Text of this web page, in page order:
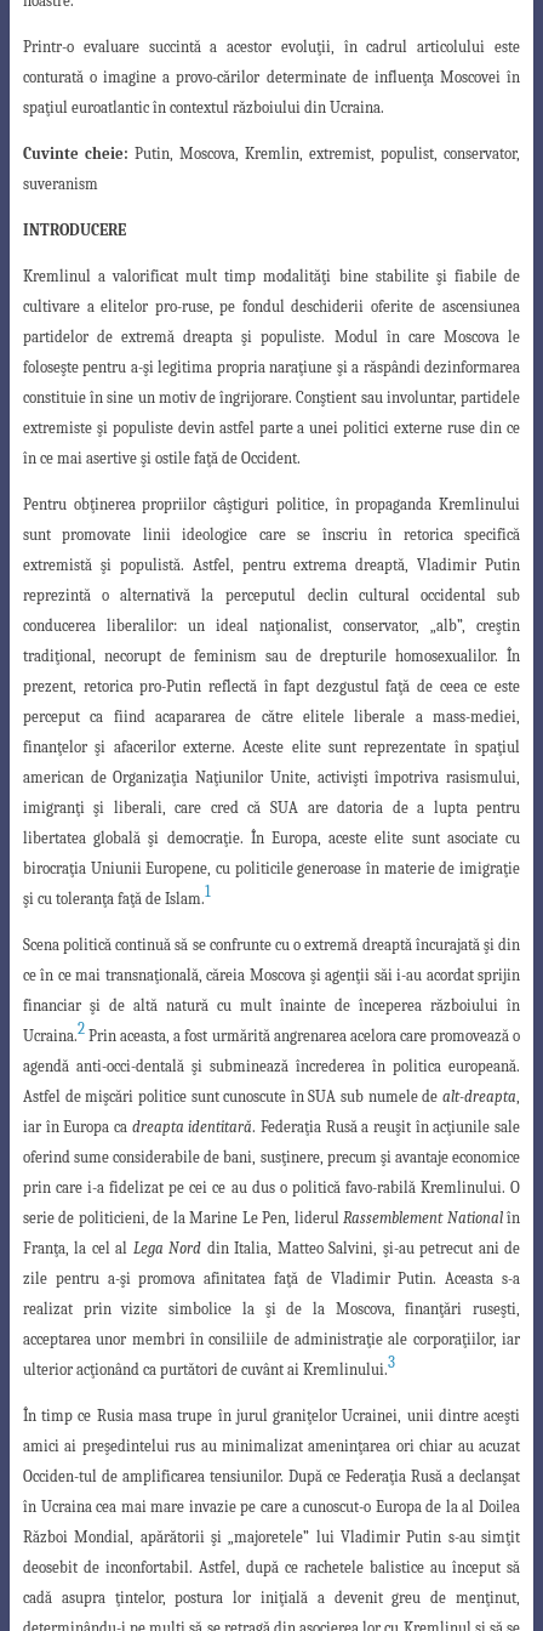
Printr-o evaluare succintă a acestor evoluţii, în cadrul articolului este
conturată o imagine a provo-cărilor determinate de influenţa Moscovei în
spaţiul euroatlantic în contextul războiului din Ucraina.
Cuvinte cheie: Putin, Moscova, Kremlin, extremist, populist, conservator,
suveranism
INTRODUCERE
Kremlinul a valorificat mult timp modalităţi bine stabilite şi fiabile de
cultivarea elitelor pro-ruse, pe fondul deschiderii oferite de ascensiunea
partidelor de extremă dreapta şi populiste. Modul în care Moscova le
foloseşte pentru a-şi legitima propria naraţiune şi a răspândi dezinformarea
constituie în sine un motiv de îngrijorare. Conştient sau involuntar, partidele
extremiste şi populiste devin astfel parte a unei politici externe ruse din ce
în ce mai asertive şi ostile faţă de Occident.
Pentru obţinerea propriilor câştiguri politice, în propaganda Kremlinului
suntpromovate linii ideologice care se înscriu în retorica specifică
extremistă şi populistă. Astfel, pentru extrema dreaptă, Vladimir Putin
reprezintă o alternativă la perceputul
declin cultural occidental sub
conducerea liberalilor: un ideal naţionalist, conservator, „alb”, creştin
tradiţional, necorupt de feminism sau de drepturile homosexualilor. În
prezent, retorica pro-Putin reflectă în fapt dezgustul faţă de ceea ce este
perceput ca fiind acapararea de către elitele liberale a mass-mediei,
finanţelor şi afacerilor externe. Aceste elite sunt reprezentate în spaţiul
american de Organizaţia Naţiunilor Unite, activişti împotriva rasismului,
imigranţi şi liberali, care cred că SUA are datoria de a lupta pentru
libertatea globală şi democraţie. În Europa, aceste elite sunt asociate cu
birocraţia Uniunii Europene, cu politicile generoase în materie de imigraţie
şi cu toleranţa faţă de Islam.1
Scena politică continuă să se confrunte cu o extremă dreaptă încurajată şi din
ce în ce mai transnaţională, căreia Moscova şi agenţii săi i-au acordat sprijin
financiar şi de altă natură cu mult înainte de începerea războiului în
Ucraina.2Prin aceasta, a fost urmărită angrenarea acelora care promovează o
agendă anti-occi-dentală şi subminează încrederea în politica europeană.
Astfel de mişcări politice sunt cunoscute în SUA sub numele dealt-dreapta
iar în Europa ca dreapta identitară. Federaţia Rusă a reuşit în acţiunile sale
oferind sume considerabile de bani, susţinere, precum şi avantaje economice
prin care i-a fidelizat pe cei ce au dus o politică favo-rabilă Kremlinului. O
serie de politicieni, de la Marine Le Pen, liderul Rassemblement Nationalîn
Franţa, la cel al Lega Nord din Italia, Matteo Salvini, şi-au petrecut ani de
zile pentru a-şi promova afinitatea faţă de Vladimir Putin. Aceasta s-a
realizat prin vizite simbolice la şi de la Moscova, finanţări ruseşti,
acceptarea unor membri în consiliile de administraţie ale corporaţiilor, iar
ulterior acţionând ca purtători de cuvânt ai Kremlinului.3
În timp ce Rusia masa trupe în jurul graniţelor Ucrainei, unii dintre aceşti
amici ai preşedintelui rus au minimalizat ameninţarea ori chiar au acuzat
Occiden-tul de amplificarea tensiunilor. După ce Federaţia Rusă a declanşat
în Ucraina cea mai mare invazie pe care a cunoscut-o Europa de la al Doilea
Război Mondial, apărătorii şi „majoretele” lui Vladimir Putin s-au simţit
deosebit de inconfortabil. Astfel, după ce rachetele balistice au început să
cadă asupra ţintelor, postura lor iniţială a devenit greu de menţinut,